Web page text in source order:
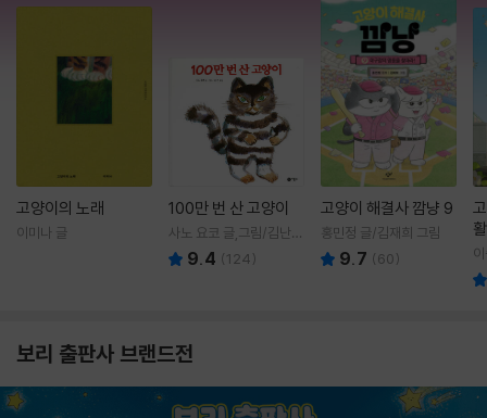
고양이의 노래
이미나 글
100만 번 산 고양이
사노 요코 글,그림/김난주
역 9.4 (124)
고양이 해결사 깜냥 9
홍민정 글/김재희 그림
9.7 (60)
보리 출판사 브랜드전